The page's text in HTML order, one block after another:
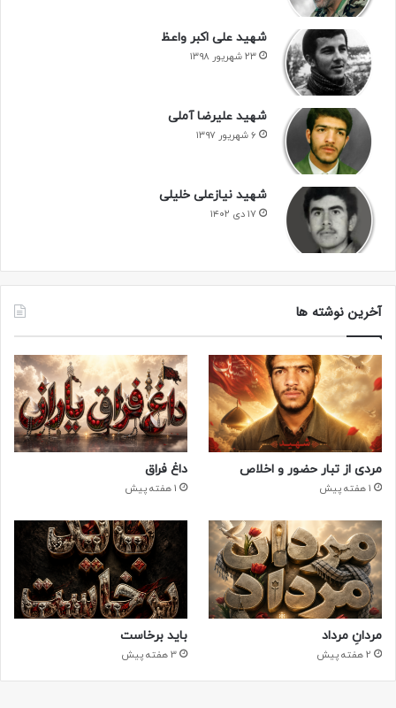
شهید علی اکبر واعظ
۲۳ شهریور ۱۳۹۸
شهید علیرضا آملی
۶ شهریور ۱۳۹۷
شهید نیازعلی خلیلی
۱۷ دی ۱۴۰۲
آخرین نوشته ها
مردی از تبار حضور و اخلاص
1 هفته پیش
داغ فراق
1 هفته پیش
مردانِ مرداد
2 هفته پیش
باید برخاست
3 هفته پیش